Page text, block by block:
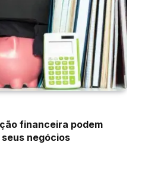
financeira podem
negócios